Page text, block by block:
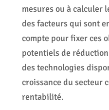
mesures ou à calculer
des facteurs qui sont
compte pour fixer ces
potentiels de
des technologies
croissance du secteur
rentabilité.